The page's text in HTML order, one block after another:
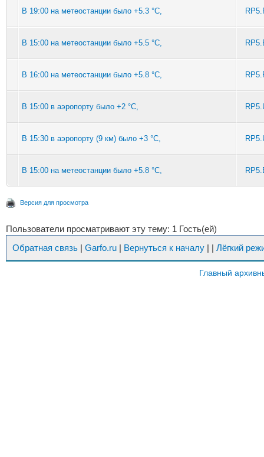
В 19:00 на метеостанции было +5.3 °C,
В 15:00 на метеостанции было +5.5 °C,
В 16:00 на метеостанции было +5.8 °C,
В 15:00 в аэропорту было +2 °C,
В 15:30 в аэропорту (9 км) было +3 °C,
В 15:00 на метеостанции было +5.8 °C,
Версия для просмотра
Пользователи просматривают эту тему: 1 Гость(ей)
Обратная связь | Garfo.ru | Вернуться к началу | | Лёгкий
Главный